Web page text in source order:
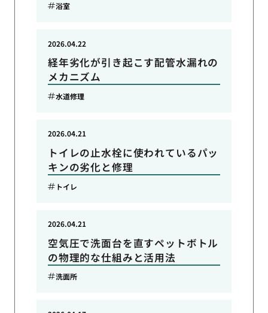
浴室
経年劣化が引き起こす配管水漏れの
メカニズム
2026.04.22
水道修理
トイレの止水栓に使われているパッ
キンの劣化と修理
2026.04.21
トイレ
空気圧で洗面台を直すペットボトル
の物理的な仕組みと活用法
2026.04.21
洗面所